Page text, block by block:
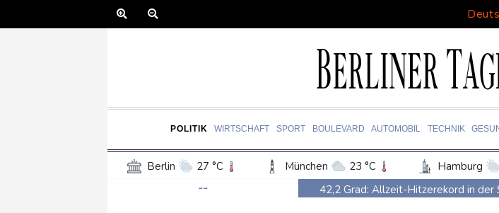
POLITIK WIRTSCHAFT SPORT BOULEVARD AUTOMOBIL TECHNIK
Berlin 27 °C München 23 °C Hamburg
Frankfurt am Main
Potsdam 26 °C
--
42,2 Grad: Allzeit-Hitzerekord in der